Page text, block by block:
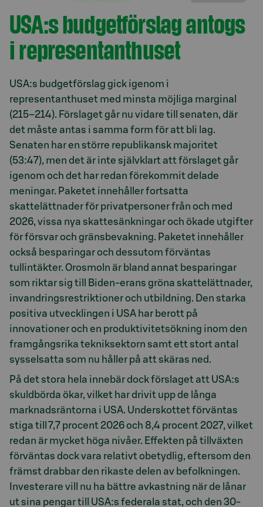
USA:s budgetförslag antogs
i representanthuset
USA:s budgetförslag gick igenom i
representanthuset med minsta möjliga marginal
(215–214). Förslaget går nu vidare till senaten, där
det måste antas i samma form för att bli lag.
Senaten har en större republikansk majoritet
(53:47), men det är inte självklart att förslaget går
igenom och det har redan förekommit delade
meningar. Paketet innehåller fortsatta
skattelättnader för privatpersoner från och med
2026, vissa nya skattesänkningar och ökade utgifter
för försvar och gränsbevakning. Paketet innehåller
också besparingar och dessutom förväntas
tullintäkter. Orosmoln är bland annat besparingar
som riktar sig till Biden-erans gröna skattelättnader,
invandringsrestriktioner och utbildning. Den starka
positiva utvecklingen i USA har berott på
innovationer och en produktivitetsökning inom den
framgångsrika tekniksektorn samt ett stort antal
sysselsatta som nu håller på att skäras ned.
På det stora hela innebär dock förslaget att USA:s
skuldbörda ökar, vilket har drivit upp de långa
marknadsräntorna i USA. Underskottet förväntas
stiga till 7,7 procent 2026 och 8,4 procent 2027, vilket
redan är mycket höga nivåer. Effekten på tillväxten
förväntas dock vara relativt obetydlig, eftersom den
främst drabbar den rikaste delen av befolkningen.
Investerare vill nu ha bättre avkastning när de lånar
ut sina pengar till USA:s federala stat, och den 30-